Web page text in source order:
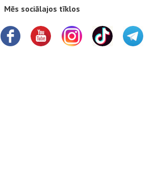
Mēs sociālajos tīklos